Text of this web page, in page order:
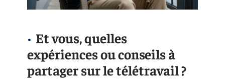
Et vous, quelles
expériences ou conseils à
partager sur le télétravail ?